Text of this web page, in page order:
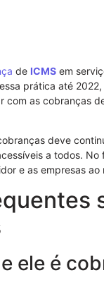
de ICMS em
prática até
com as cobranças
deve
a todos.
e as empresas ao
ele é